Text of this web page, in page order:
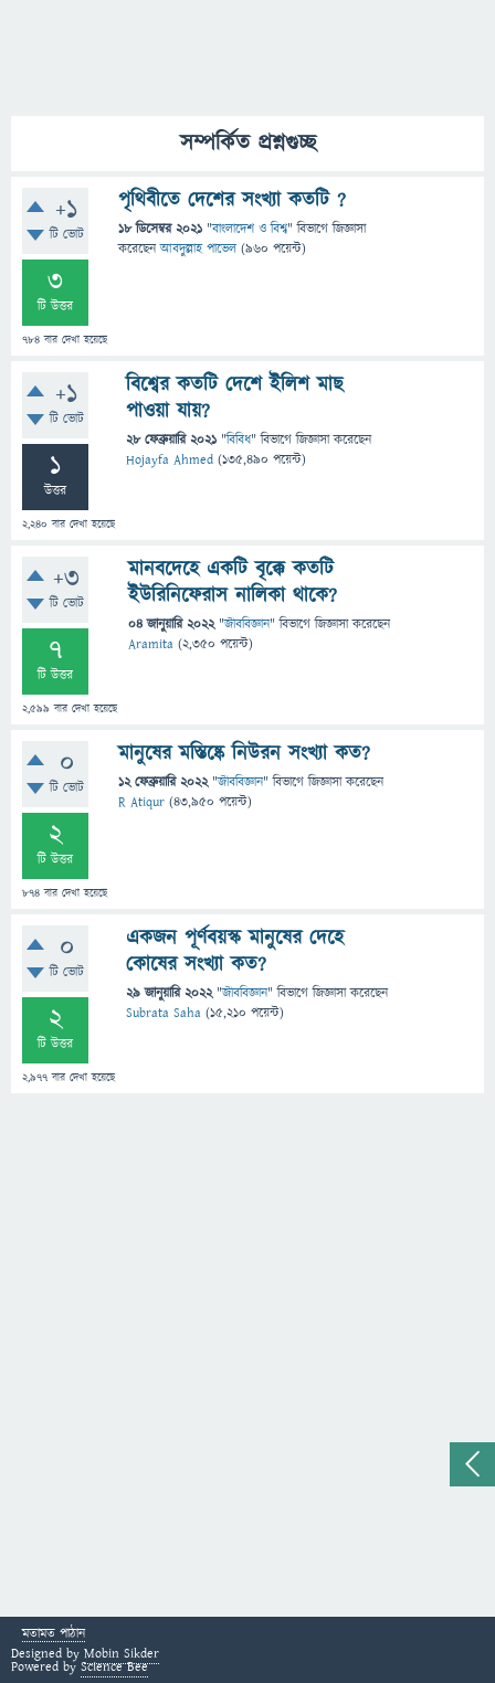
সম্পর্কিত প্রশ্নগুচ্ছ
+1
টি ভোট
3
টি উত্তর
784 বার দেখা হয়েছে
পৃথিবীতে দেশের সংখ্যা কতটি ?
18 ডিসেম্বর 2021 "বাংলাদেশ ও বিশ্ব" বিভাগে জিজ্ঞাসা
করেছেনআবদুল্লাহ পাভেল (960 পয়েন্ট)
+1
টি ভোট
1
উত্তর
2,240 বার দেখা হয়েছে
বিশ্বের কতটি দেশে ইলিশ মাছ
পাওয়া যায়?
28 ফেব্রুয়ারি 2021 "বিবিধ" বিভাগে জিজ্ঞাসাকরেছেন
Hojayfa Ahmed (135,490 পয়েন্ট)
+3
টি ভোট
7
টি উত্তর
2,599 বার দেখা হয়েছে
মানবদেহে একটি বৃক্কে কতটি
ইউরিনিফেরাস নালিকা থাকে?
04 জানুয়ারি 2022 "জীববিজ্ঞান" বিভাগে জিজ্ঞাসাকরেছেন
Aramita (2,350 পয়েন্ট)
0
টি ভোট
2
টি উত্তর
874 বার দেখা হয়েছে
মানুষের মস্তিষ্কে নিউরন সংখ্যা কত?
12 ফেব্রুয়ারি 2022 "জীববিজ্ঞান" বিভাগে জিজ্ঞাসাকরেছেন
R Atiqur (43,950 পয়েন্ট)
0
টি ভোট
2
টি উত্তর
2,977 বার দেখা হয়েছে
একজন পূর্ণবয়স্ক মানুষের দেহে
কোষের সংখ্যা কত?
29 জানুয়ারি 2022 "জীববিজ্ঞান" বিভাগে জিজ্ঞাসাকরেছেন
Subrata Saha (15,210 পয়েন্ট)
মতামত পাঠান
Designed by Mobin Sikder
Powered by Science Bee